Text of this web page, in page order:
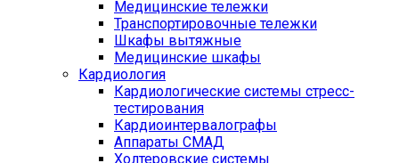
Медицинские тележки
Транспортировочные тележки
Шкафы вытяжные
Медицинские шкафы
Кардиология
Кардиологические системы стресс-
тестирования
Кардиоинтервалографы
Аппараты СМАД
Холтеровские системы